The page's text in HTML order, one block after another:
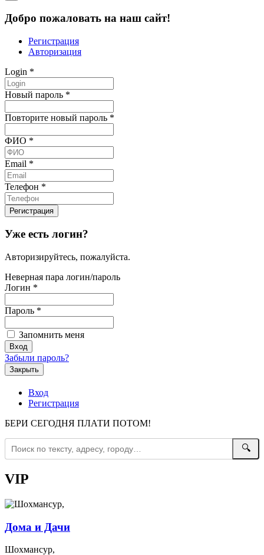
Добро пожаловать на наш сайт!
Регистрация
Авторизация
Login *
Новый пароль *
Повторите новый пароль *
ФИО *
Email *
Телефон *
Уже есть логин?
Авторизируйтесь, пожалуйста.
Неверная пара логин/пароль
Логин *
Пароль *
Запомнить меня
Забыли пароль?
Закрыть
Вход
Регистрация
БЕРИ СЕГОДНЯ ПЛАТИ ПОТОМ!
🔍
VIP
Дома и Дачи
Шохмансур,